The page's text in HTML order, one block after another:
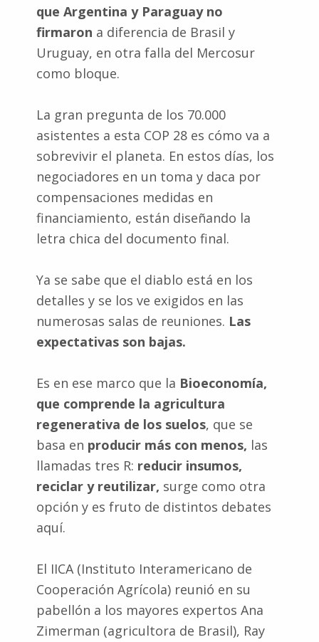
que Argentina y Paraguay no
firmaron a diferencia de Brasil y
Uruguay, en otra falla del Mercosur
como bloque.
La gran pregunta de los 70.000
asistentes a esta COP 28 es cómo va a
sobrevivir el planeta. En estos días, los
negociadores en un toma y daca por
compensaciones medidas en
financiamiento, están diseñando la
letra chica del documento final.
Ya se sabe que el diablo está en los
detalles y se los ve exigidos en las
numerosas salas de reuniones. Las
expectativas son bajas.
Es en ese marco que la Bioeconomía,
que comprende la agricultura
regenerativa de los suelos, que se
basa en producir más con menos, las
llamadas tres R: reducir insumos,
reciclar y reutilizar, surge como otra
opción y es fruto de distintos debates
aquí.
El IICA (Instituto Interamericano de
Cooperación Agrícola) reunió en su
pabellón a los mayores expertos Ana
Zimerman (agricultora de Brasil), Ray